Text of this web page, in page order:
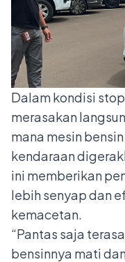
Dalam kondisi
merasakan
mana mesin
kendaraan
ini memberikan
lebih senyap dan
kemacetan.
“Pantas saja
bensinnya mati